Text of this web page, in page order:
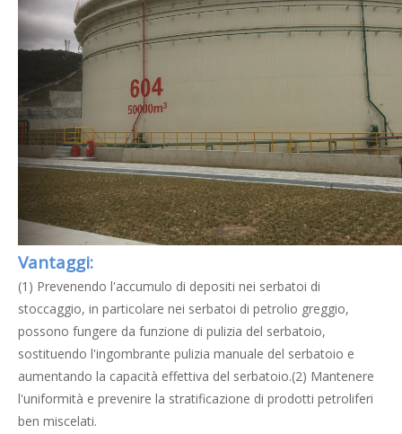
Vantaggi:
(1) Prevenendo l'accumulo di depositi nei serbatoi di
stoccaggio, in particolare nei serbatoi di petrolio greggio,
possono fungere da funzione di pulizia del serbatoio,
sostituendo l'ingombrante pulizia manuale del serbatoio e
aumentando la capacità effettiva del serbatoio.(2) Mantenere
l'uniformità e prevenire la stratificazione di prodotti petroliferi
ben miscelati.